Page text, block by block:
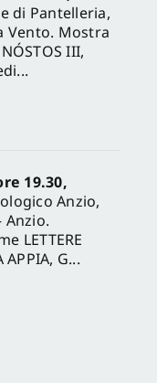
di Pantelleria,
Vento. Mostra
III,
19.30,
Anzio,
Anzio.
LETTERE
APPIA, G...